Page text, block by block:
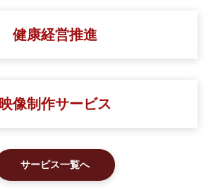
健康経営推進
映像制作サービス
サービス一覧へ